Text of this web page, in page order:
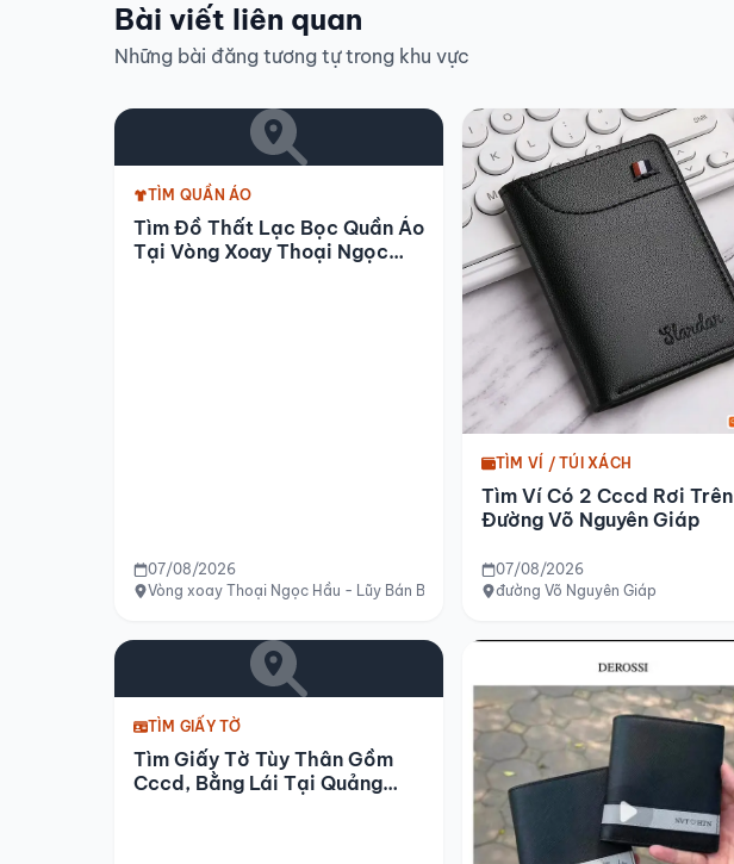
Bài viết liên quan
Những bài đăng tương tự trong khu vực
TÌM QUẦN ÁO
Tìm Đồ Thất Lạc Bọc Quần Áo
Tại Vòng Xoay Thoại Ngọc
07/08/2026
Vòng xoay Thoại Ngọc Hầu - Lũy Bán Bích, Tân Phú, TP.HCM
TÌM VÍ / TÚI XÁCH
Tìm Ví Có 2 Cccd Rơi Trên
Đường Võ Nguyên Giáp
07/08/2026
đường Võ Nguyên Giáp
TÌM GIẤY TỜ
Tìm Giấy Tờ Tùy Thân Gồm
Cccd, Bằng Lái Tại Quảng